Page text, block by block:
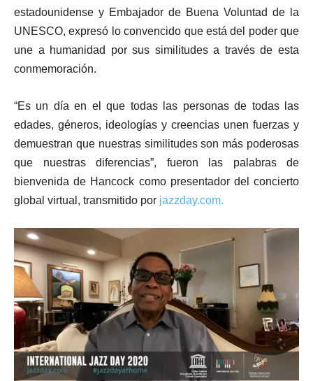
estadounidense y Embajador de Buena Voluntad de la
UNESCO, expresó lo convencido que está del poder que
une a humanidad por sus similitudes a través de esta
conmemoración.
“Es un día en el que todas las personas de todas las
edades, géneros, ideologías y creencias unen fuerzas y
demuestran que nuestras similitudes son más poderosas
que nuestras diferencias”, fueron las palabras de
bienvenida de Hancock como presentador del concierto
global virtual, transmitido por jazzday.com.